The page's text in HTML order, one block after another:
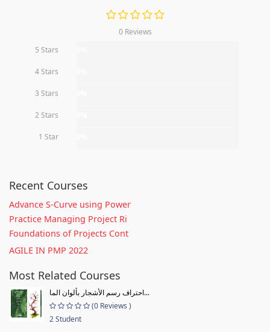
0 Reviews
5 Stars
4 Stars
3 Stars
2 Stars
1 Star
Recent Courses
Advance S-Curve using Power
Practice Managing Project Ri
Foundations of Projects Cont
AGILE IN PMP 2022
Most Related Courses
احتراف رسم الأشجار بألوان الما...
(0 Reviews )
2 Student